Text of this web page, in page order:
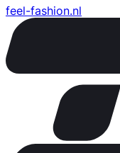
feel-fashion.nl